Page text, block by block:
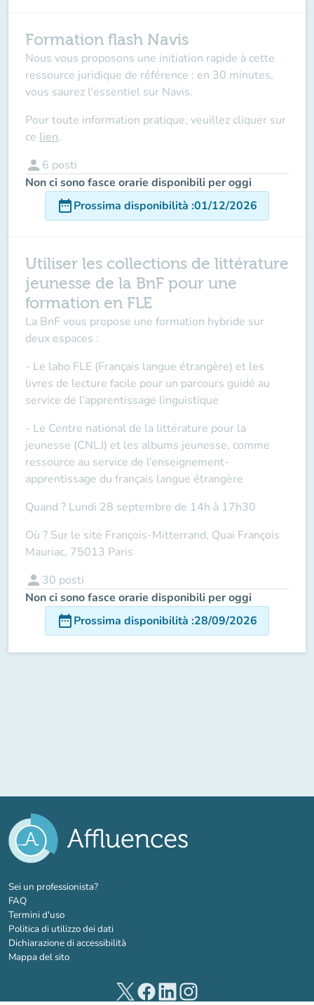
Formation flash Navis
Nous vous proposons une initiation rapide à cette
ressource juridique de référence : en 30 minutes,
vous saurez l'essentiel sur Navis.
Pour toute information pratique, veuillez cliquer sur
ce lien.
person 6 posti
Non ci sono fasce orarie disponibili per oggi
date_rangeProssima disponibilità :01/12/2026
Utiliser les collections de littérature
jeunesse de la BnF pour une
formation en FLE
La BnF vous propose une formation hybride sur
deux espaces :
- Le labo FLE (Français langue étrangère) et les
livres de lecture facile pour un parcours guidé au
service de l’apprentissage linguistique
- Le Centre national de la littérature pour la
jeunesse (CNLJ) et les albums jeunesse, comme
ressource au service de l’enseignement-
apprentissage du français langue étrangère
Quand ? Lundi 28 septembre de 14h à 17h30
Où ? Sur le site François-Mitterrand, Quai François
Mauriac, 75013 Paris
person 30 posti
Non ci sono fasce orarie disponibili per oggi
date_rangeProssima disponibilità :28/09/2026
Sei un professionista?(nuova scheda)
FAQ
Termini d'uso
Politica di utilizzo dei dati
Dichiarazione di accessibilità
Mappa del sito
(nuova scheda)
(nuova scheda)
(nuova scheda)